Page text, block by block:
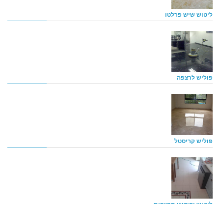
ליטוש שיש פרלטו
פוליש לרצפה
פוליש קריסטל